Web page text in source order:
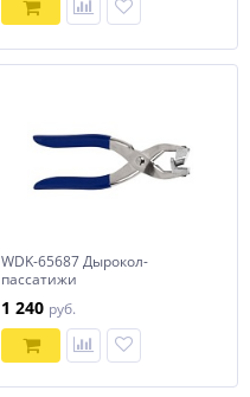
WDK-65687 Дырокол-
пассатижи
1 240 руб.